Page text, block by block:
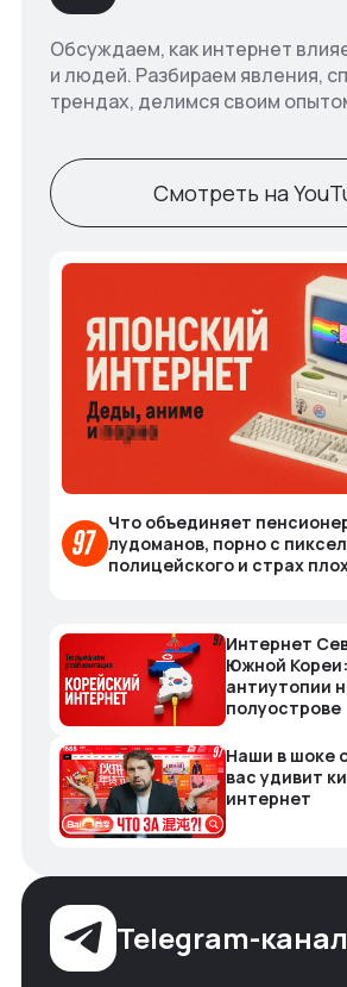
Обсуждаем, как интернет
и людей. Разбираем явления,
трендах, делимся своим
Смотреть на
Что объединяет
лудоманов, порно с
полицейского и страх
Интернет
Южной
антиутопии
полуострове
Наши в шоке
вас удивит
интернет
Telegram-канал